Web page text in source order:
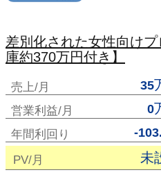
差別化された女性向け
庫約370万円付き】
売上/月 35
営業利益/月 0
年間利回り -
PV/月 未